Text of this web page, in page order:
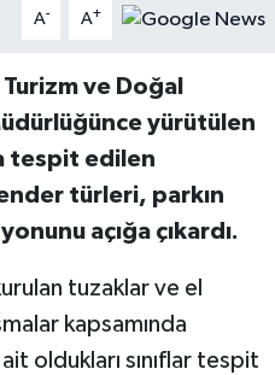
A- A+
ve Doğal
yürütülen
tespit edilen
türleri, parkın
açığa çıkardı.
tuzaklar ve el
kapsamında
oldukları sınıflar tespit